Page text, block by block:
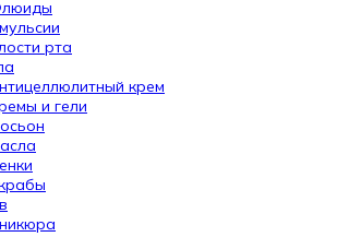
рта
крем
и гели